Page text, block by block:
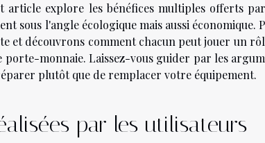
article explore les bénéfices multiples offerts
sous l'angle écologique mais aussi économique.
et découvrons comment chacun peut jouer un
porte-monnaie. Laissez-vous guider par les
plutôt que de remplacer votre équipement.
par les utilisateurs